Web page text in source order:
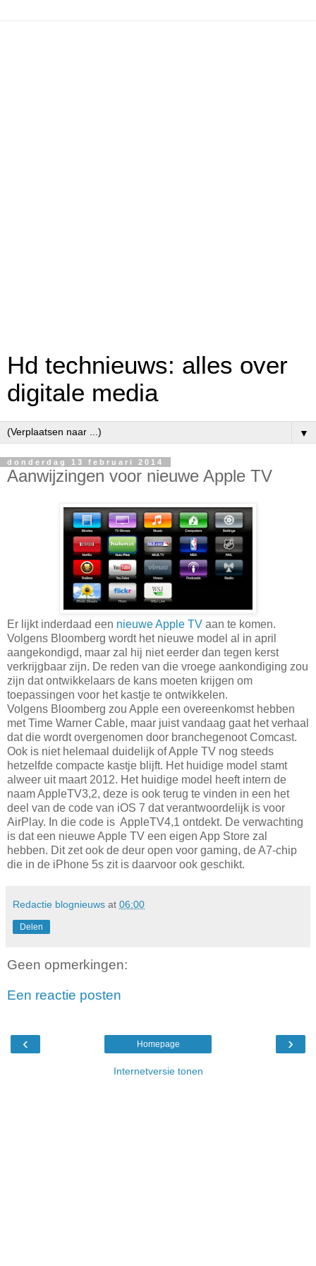
Hd technieuws: alles over
digitale media
▼
donderdag 13 februari 2014
Aanwijzingen voor nieuwe Apple TV
Er lijkt inderdaad een nieuwe Apple TV aan te komen.
Volgens Bloomberg wordt het nieuwe model al in april
aangekondigd, maar zal hij niet eerder dan tegen kerst
verkrijgbaar zijn. De reden van die vroege aankondiging zou
zijn dat ontwikkelaars de kans moeten krijgen om
toepassingen voor het kastje te ontwikkelen.
Volgens Bloomberg zou Apple een overeenkomst hebben
met Time Warner Cable, maar juist vandaag gaat het verhaal
dat die wordt overgenomen door branchegenoot Comcast.
Ook is niet helemaal duidelijk of Apple TV nog steeds
hetzelfde compacte kastje blijft. Het huidige model stamt
alweer uit maart 2012. Het huidige model heeft intern de
naam AppleTV3,2, deze is ook terug te vinden in een het
deel van de code van iOS 7 dat verantwoordelijk is voor
AirPlay. In die code is AppleTV4,1 ontdekt. De verwachting
is dat een nieuwe Apple TV een eigen App Store zal
hebben. Dit zet ook de deur open voor gaming, de A7-chip
die in de iPhone 5s zit is daarvoor ook geschikt.
Redactie blognieuws at 06:00
Delen
Geen opmerkingen:
Een reactie posten
‹ ›
Homepage
Internetversie tonen